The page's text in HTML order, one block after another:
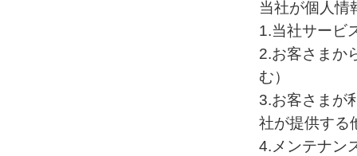
当社が個人情
1.当社サービ
2.お客さまか
む）
3.お客さまが
社が提供する
4.メンテナン